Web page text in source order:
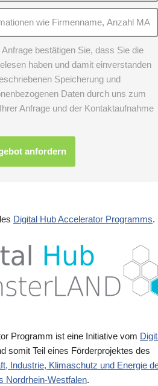
bestätigen Sie, dass Sie die
haben und damit einverstanden
Speicherung und
Daten durch uns zum
Anfrage und der Kontaktaufnahme
Digital Hub Accelerator Programms.
Programm ist eine Initiative vom
somit Teil eines Förderprojektes des
Industrie, Klimaschutz und Energie
Nordrhein-Westfalen.